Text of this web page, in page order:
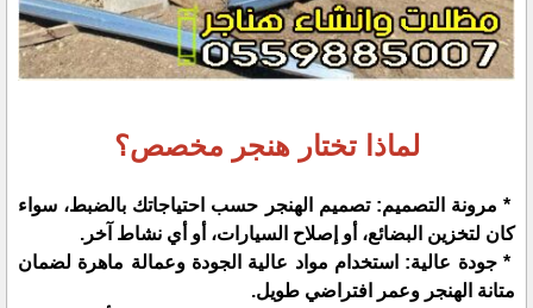
لماذا تختار هنجر مخصص؟
* مرونة التصميم: تصميم الهنجر حسب احتياجاتك بالضبط، سواء
كان لتخزين البضائع، أو إصلاح السيارات، أو أي نشاط آخر.
* جودة عالية: استخدام مواد عالية الجودة وعمالة ماهرة لضمان
متانة الهنجر وعمر افتراضي طويل.